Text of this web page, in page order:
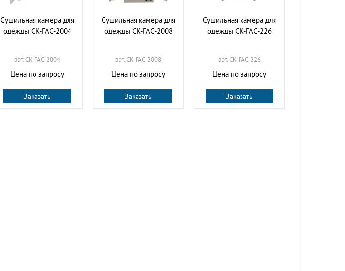
Сушильная камера для
одежды СК-ГАС-2004
арт. СК-ГАС-2004
Цена по запросу
Заказать
Сушильная камера для
одежды СК-ГАС-2008
арт. СК-ГАС-2008
Цена по запросу
Заказать
Сушильная камера для
одежды СК-ГАС-226
арт. СК-ГАС-226
Цена по запросу
Заказать